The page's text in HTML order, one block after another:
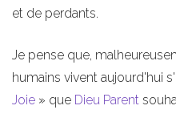
et de perdants.
Je pense que,
humains vivent aujourd'hui
Joie » que Dieu Parent